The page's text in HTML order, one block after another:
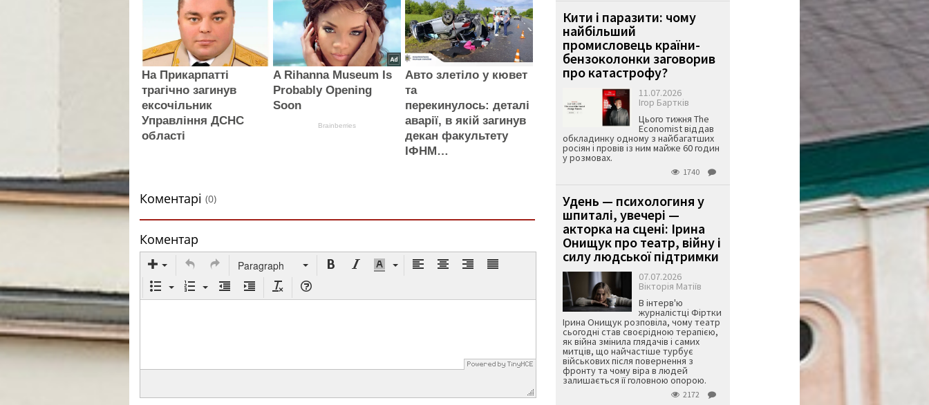
На Прикарпатті
трагічно загинув
ексочільник
Управління ДСНС
області
A Rihanna Museum Is
Probably Opening
Soon
Brainberries
Авто злетіло у кювет
та
перекинулось: деталі
аварії, в якій загинув
декан факультету
ІФНМ…
Коментарі (0)
Коментар
Paragraph
Кити і паразити: чому
найбільший
промисловець країни-
бензоколонки заговорив
про катастрофу?
11.07.2026
Ігор Бартків
Цього тижня The
Economist віддав
обкладинку одному з найбагатших
росіян і провів із ним майже 60 годин
у розмовах.
1740
Удень — психологиня у
шпиталі, увечері —
акторка на сцені: Ірина
Онищук про театр, війну і
силу людської підтримки
07.07.2026
Вікторія Матіїв
В інтерв'ю
журналістці Фіртки
Ірина Онищук розповіла, чому театр
сьогодні став своєрідною терапією,
як війна змінила глядачів і самих
митців, що найчастіше турбує
військових після повернення з
фронту та чому віра в людей
залишається її головною опорою.
2172